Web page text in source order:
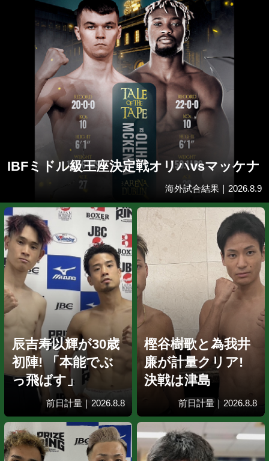
お客さまにはご不便、ご迷惑をおかけし大変申し訳ございま
解のほどよろしくお願いいたします。
最新ボクシング
IBFミドル級王座決定戦オリハvsマ
海外試合結果